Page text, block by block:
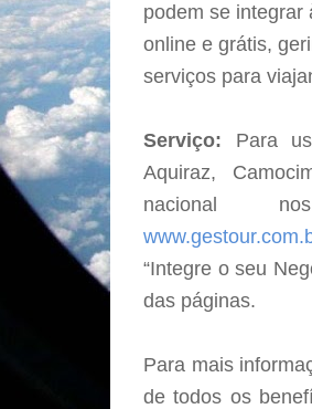
podem se
online e grátis,
serviços para
Serviço: Para
Aquiraz,
nacional
“Integre o seu
das páginas.
Para mais
de todos os